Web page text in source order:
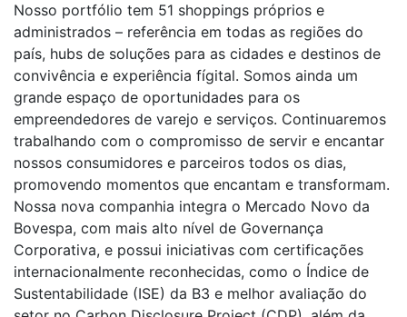
Nosso portfólio tem 51 shoppings próprios e
administrados – referência em todas as regiões do
país, hubs de soluções para as cidades e destinos de
convivência e experiência fígital. Somos ainda um
grande espaço de oportunidades para os
empreendedores de varejo e serviços. Continuaremos
trabalhando com o compromisso de servir e encantar
nossos consumidores e parceiros todos os dias,
promovendo momentos que encantam e transformam.
Nossa nova companhia integra o Mercado Novo da
Bovespa, com mais alto nível de Governança
Corporativa, e possui iniciativas com certificações
internacionalmente reconhecidas, como o Índice de
Sustentabilidade (ISE) da B3 e melhor avaliação do